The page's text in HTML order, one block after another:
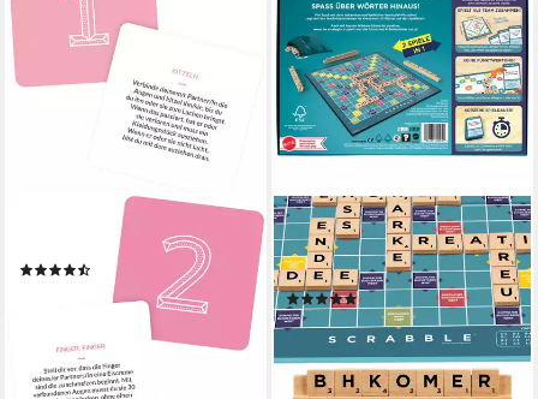
Spiel 69, Erwachsenenspiel
lieferbar - in 3-4 Werktagen bei dir
MATTEL GAMES
Spiel Scrabble Original Holz
“2 in 1”
(3)
ab 23,99 € UVP32,99 €
lieferbar - in 1-2 Werktagen bei dir